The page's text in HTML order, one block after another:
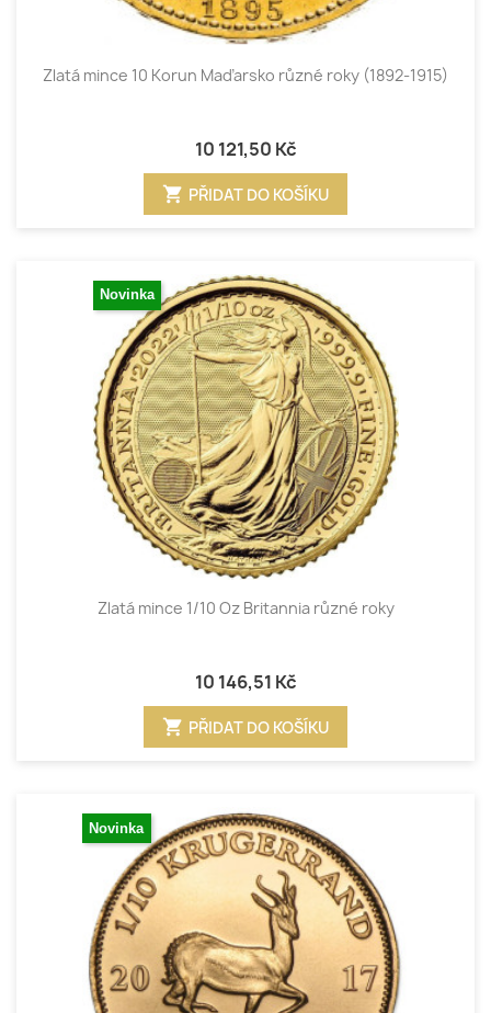
Zlatá mince 10 Korun Maďarsko různé roky (1892-1915)
10 121,50 Kč
shopping_cart PŘIDAT DO KOŠÍKU
Novinka
Zlatá mince 1/10 Oz Britannia různé roky
10 146,51 Kč
shopping_cart PŘIDAT DO KOŠÍKU
Novinka